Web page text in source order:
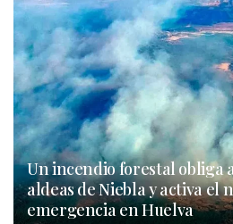
Un incendio forestal obliga
aldeas de Niebla y activa el
emergencia en Huelva